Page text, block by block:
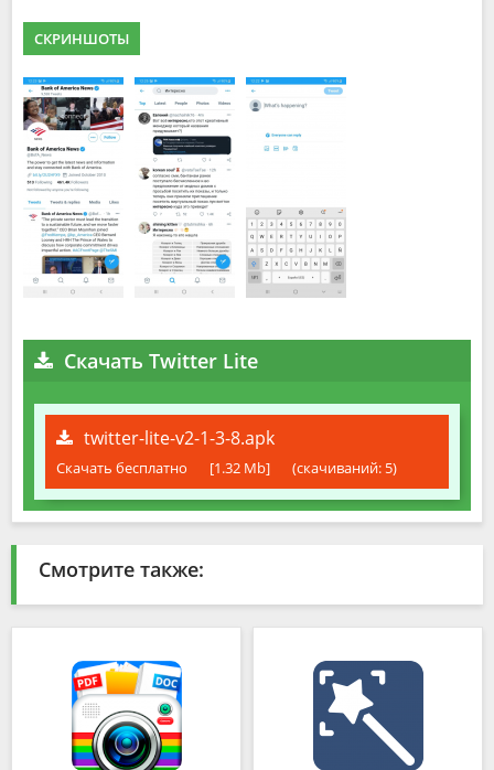
СКРИНШОТЫ
Скачать Twitter Lite
twitter-lite-v2-1-3-8.apk
Скачать бесплатно [1.32 Mb] (cкачиваний: 5)
Смотрите также: